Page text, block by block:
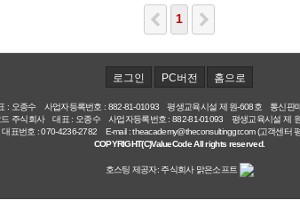
1
로그인 PC버전 홈으로
: 오종수 사업자등록번호 : 882-81-01093 평생교육시설 제 원-608호 통신판
드 주식회사 대표 : 오종수 사업자등록번호 : 882-81-01093 평생교육시설 제
대표번호 : 070-4236-2782 E-mail : theacademy@theconsultinggr.com (고객센터
COPYRIGHT(C)ValueCode All rights reserved.
호스팅 제공자: 주식회사 맑은소프트